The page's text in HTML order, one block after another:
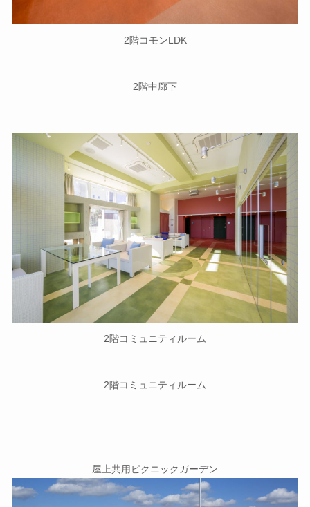
2階コモンLDK
2階中廊下
2階コミュニティルーム
2階コミュニティルーム
屋上共用ピクニックガーデン